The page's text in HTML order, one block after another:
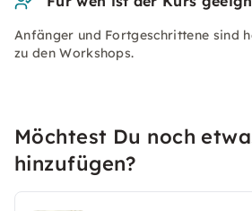
Anfänger und Fortgeschrittene sind
zu den Workshops.
Möchtest Du noch
hinzufügen?